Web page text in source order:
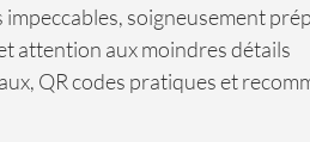
impeccables, soigneusement
attention aux moindres détails
QR codes pratiques et